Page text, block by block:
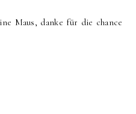
Maus, danke für die chance